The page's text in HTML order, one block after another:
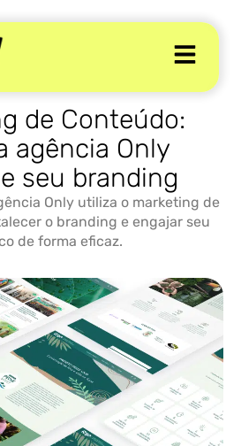
de Conteúdo:
agência Only
seu branding
Only utiliza o marketing de
o branding e engajar seu
de forma eficaz.